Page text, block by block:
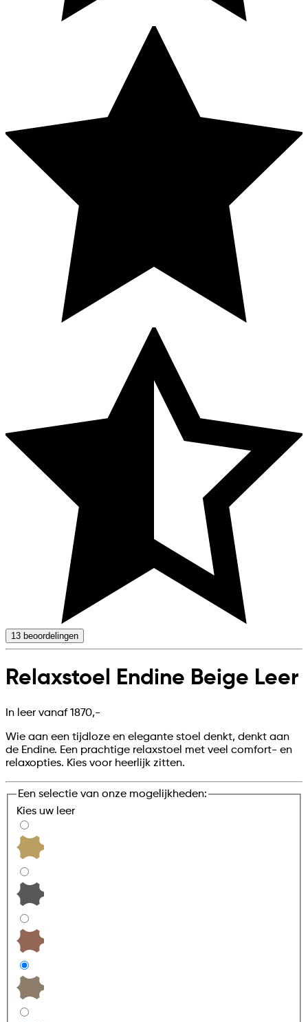
13 beoordelingen
Relaxstoel Endine Beige Leer
In leer vanaf 1870,-
Wie aan een tijdloze en elegante stoel denkt, denkt aan
de Endine. Een prachtige relaxstoel met veel comfort- en
relaxopties. Kies voor heerlijk zitten.
Een selectie van onze mogelijkheden:
Kies uw leer